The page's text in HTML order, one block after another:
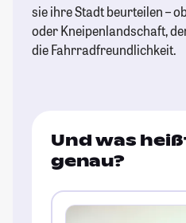
sie ihre Stadt beurteilen –
oder Kneipenlandschaft,
die Fahrradfreundlichkeit.
Und was
genau?